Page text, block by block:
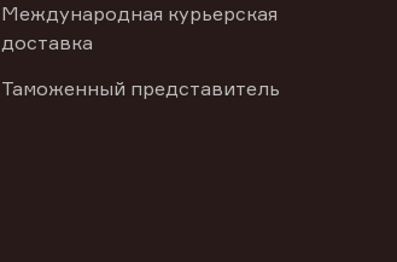
Международная курьерская
доставка
Таможенный представитель